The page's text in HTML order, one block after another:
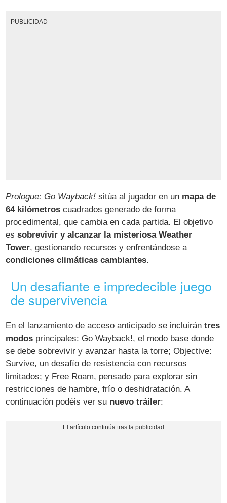
PUBLICIDAD
Prologue: Go Wayback! sitúa al jugador en un mapa de
64 kilómetros cuadrados generado de forma
procedimental, que cambia en cada partida. El objetivo
essobrevivir y alcanzar la misteriosa Weather
Tower, gestionando recursos y enfrentándose a
condiciones climáticas cambiantes.
Un desafiante e impredecible juego
de supervivencia
En el lanzamiento de acceso anticipado se incluirántres
modos principales: Go Wayback!, el modo base donde
se debe sobrevivir y avanzar hasta la torre; Objective:
Survive, un desafío de resistencia con recursos
limitados; y Free Roam, pensado para explorar sin
restricciones de hambre, frío o deshidratación. A
continuación podéis ver su nuevo tráiler: